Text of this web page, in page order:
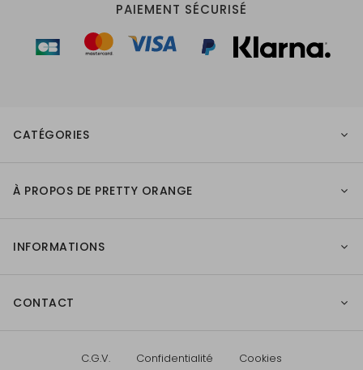
PAIEMENT SÉCURISÉ
CATÉGORIES
À PROPOS DE PRETTY ORANGE
INFORMATIONS
CONTACT
C.G.V. Confidentialité Cookies